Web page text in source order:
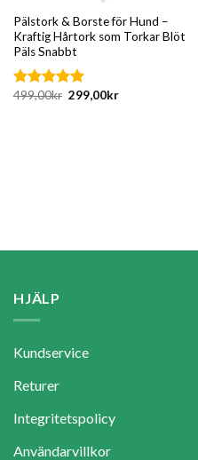
Pälstork & Borste för Hund –
Kraftig Hårtork som Torkar Blöt
Päls Snabbt
Betygsatt
499,00kr Det
ursprungliga
299,00krDet
HJÄLP
Kundservice
Returer
Integritetspolicy
Användarvillkor